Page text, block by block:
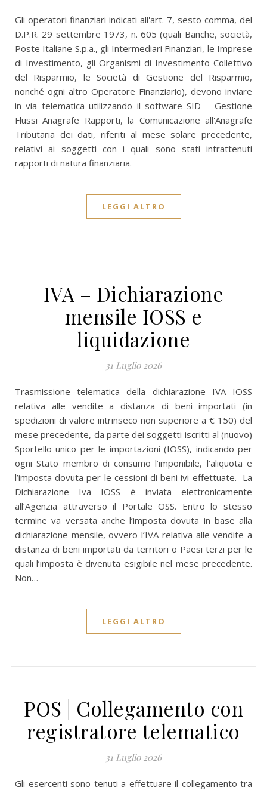
Gli operatori finanziari indicati all'art. 7, sesto comma, del
D.P.R. 29 settembre 1973, n. 605 (quali Banche, società,
Poste Italiane S.p.a., gli Intermediari Finanziari, le Imprese
di Investimento, gli Organismi di Investimento Collettivo
del Risparmio, le Società di Gestione del Risparmio,
nonché ogni altro Operatore Finanziario), devono inviare
in via telematica utilizzando il software SID – Gestione
Flussi Anagrafe Rapporti, la Comunicazione all'Anagrafe
Tributaria dei dati, riferiti al mese solare precedente,
relativi ai soggetti con i quali sono stati intrattenuti
rapporti di natura finanziaria.
LEGGI ALTRO
IVA – Dichiarazione
mensile IOSS e
liquidazione
31 Luglio 2026
Trasmissione telematica della dichiarazione IVA IOSS
relativa alle vendite a distanza di beni importati (in
spedizioni di valore intrinseco non superiore a € 150) del
mese precedente, da parte dei soggetti iscritti al (nuovo)
Sportello unico per le importazioni (IOSS), indicando per
ogni Stato membro di consumo l’imponibile, l’aliquota e
l’imposta dovuta per le cessioni di beni ivi effettuate. La
Dichiarazione Iva IOSS è inviata elettronicamente
all’Agenzia attraverso il Portale OSS. Entro lo stesso
termine va versata anche l’imposta dovuta in base alla
dichiarazione mensile, ovvero l’IVA relativa alle vendite a
distanza di beni importati da territori o Paesi terzi per le
quali l’imposta è divenuta esigibile nel mese precedente.
Non…
LEGGI ALTRO
POS | Collegamento con
registratore telematico
31 Luglio 2026
Gli esercenti sono tenuti a effettuare il collegamento tra